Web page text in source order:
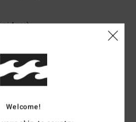
Agec)
Welcome!